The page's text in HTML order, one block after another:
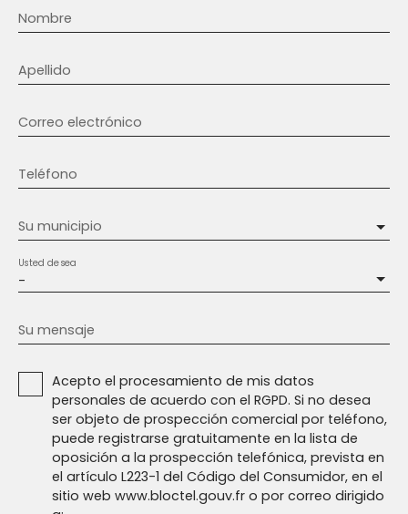
Nombre
Apellido
Correo electrónico
Teléfono
Su municipio
-
Usted desea
Su mensaje
Acepto el procesamiento de mis datos
personales de acuerdo con el RGPD. Si no desea
ser objeto de prospección comercial por teléfono,
puede registrarse gratuitamente en la lista de
oposición a la prospección telefónica, prevista en
el artículo L223-1 del Código del Consumidor, en el
sitio web www.bloctel.gouv.fr o por correo dirigido